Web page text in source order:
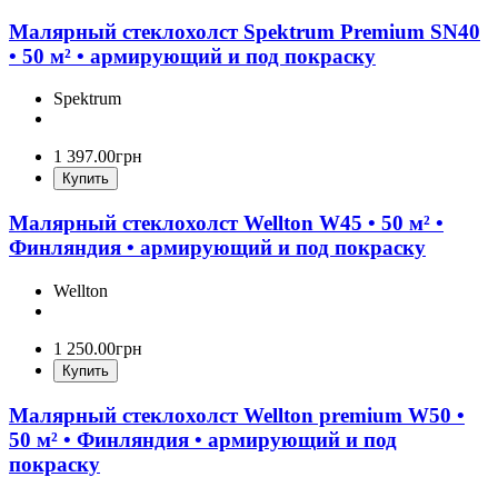
Малярный стеклохолст Spektrum Premium SN40
• 50 м² • армирующий и под покраску
Spektrum
1 397.00грн
Купить
Малярный стеклохолст Wellton W45 • 50 м² •
Финляндия • армирующий и под покраску
Wellton
1 250.00грн
Купить
Малярный стеклохолст Wellton premium W50 •
50 м² • Финляндия • армирующий и под
покраску